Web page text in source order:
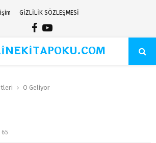
GİZLİLİK SÖZLEŞMESİ
Facebook
Youtube
O Geliyor
65